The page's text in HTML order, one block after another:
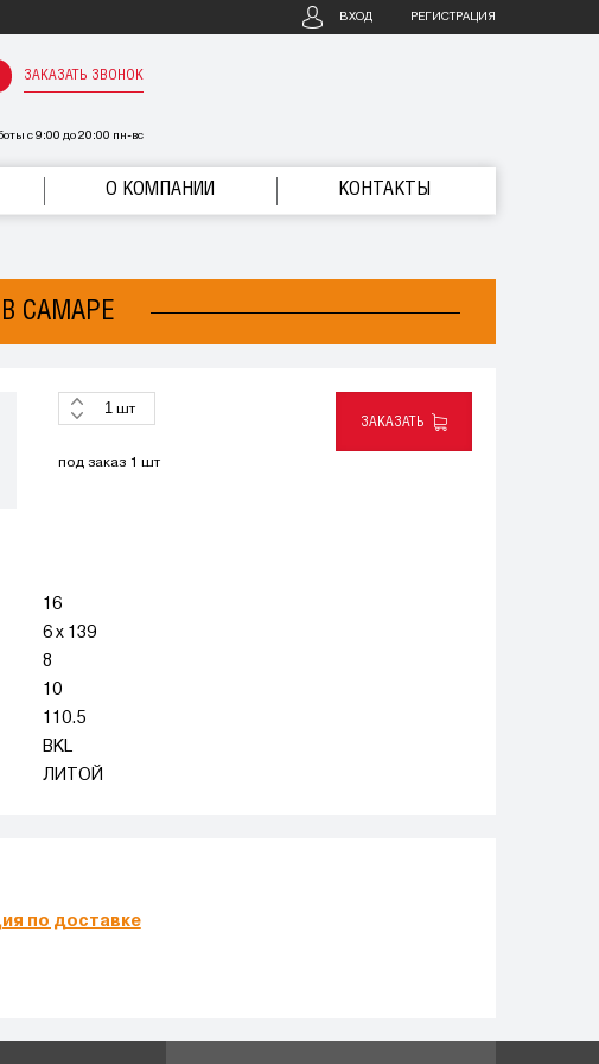
ВХОД РЕГИСТРАЦИЯ
ЗАКАЗАТЬ ЗВОНОК
с 9:00 до 20:00 пн-вс
О КОМПАНИИ КОНТАКТЫ
В САМАРЕ
шт
ЗАКАЗАТЬ
под заказ 1 шт
16
6 x 139
8
10
110.5
BKL
ЛИТОЙ
по доставке